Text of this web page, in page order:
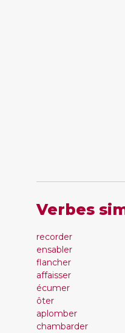
Verbes
recorder
ensabler
flancher
affaisser
écumer
ôter
aplomber
chambarder